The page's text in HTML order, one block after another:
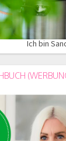
Ich bin